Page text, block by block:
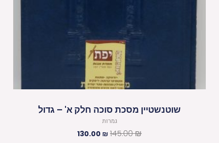
שוטנשטיין מסכת סוכה חלק א' – גדול
גמרות
145.00₪
130.00 ₪